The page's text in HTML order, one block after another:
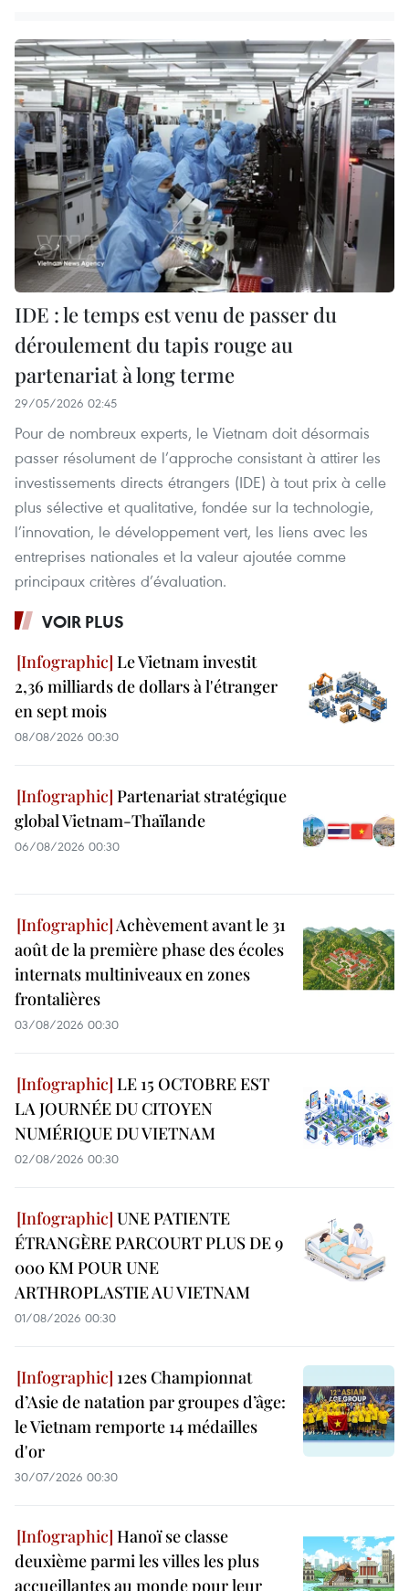
IDE : le temps est venu de passer du
déroulement du tapis rouge au
partenariat à long terme
29/05/2026 02:45
Pour de nombreux experts, le Vietnam doit désormais
passer résolument de l’approche consistant à attirer les
investissements directs étrangers (IDE) à tout prix à celle
plus sélective et qualitative, fondée sur la technologie,
l’innovation, le développement vert, les liens avec les
entreprises nationales et la valeur ajoutée comme
principaux critères d’évaluation.
VOIR PLUS
Le Vietnam investit
2,36 milliards de dollars à l'étranger
en sept mois
08/08/2026 00:30
Partenariat stratégique
global Vietnam-Thaïlande
06/08/2026 00:30
Achèvement avant le 31
août de la première phase des écoles
internats multiniveaux en zones
frontalières
03/08/2026 00:30
LE 15 OCTOBRE EST
LA JOURNÉE DU CITOYEN
NUMÉRIQUE DU VIETNAM
02/08/2026 00:30
UNE PATIENTE
ÉTRANGÈRE PARCOURT PLUS DE 9
000 KM POUR UNE
ARTHROPLASTIE AU VIETNAM
01/08/2026 00:30
12es Championnat
d’Asie de natation par groupes d’âge:
le Vietnam remporte 14 médailles
d'or
30/07/2026 00:30
Hanoï se classe
deuxième parmi les villes les plus
accueillantes au monde pour leur